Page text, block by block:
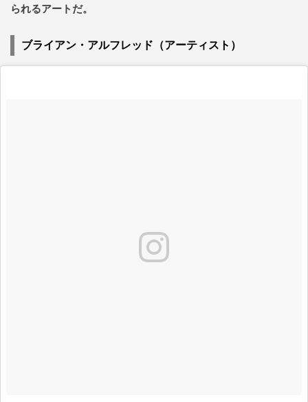
られるアートだ。
ブライアン・アルフレッド（アーティスト）